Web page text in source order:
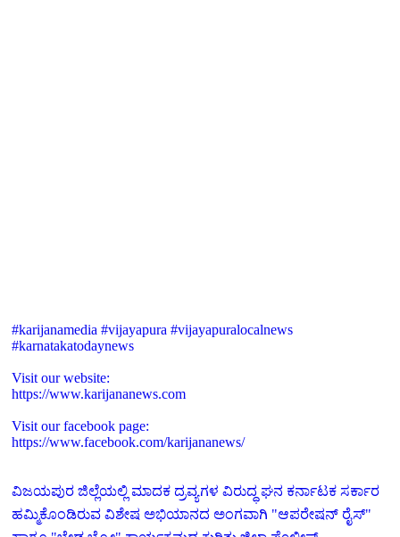
#karijanamedia #vijayapura #vijayapuralocalnews
#karnatakatodaynews
Visit our website:
https://www.karijananews.com
Visit our facebook page:
https://www.facebook.com/karijananews/
ವಿಜಯಪುರ ಜಿಲ್ಲೆಯಲ್ಲಿ ಮಾದಕ ದ್ರವ್ಯಗಳ ವಿರುದ್ಧ ಘನ ಕರ್ನಾಟಕ ಸರ್ಕಾರ
ಹಮ್ಮಿಕೊಂಡಿರುವ ವಿಶೇಷ ಅಭಿಯಾನದ ಅಂಗವಾಗಿ "ಆಪರೇಷನ್ ರೈಸ್"